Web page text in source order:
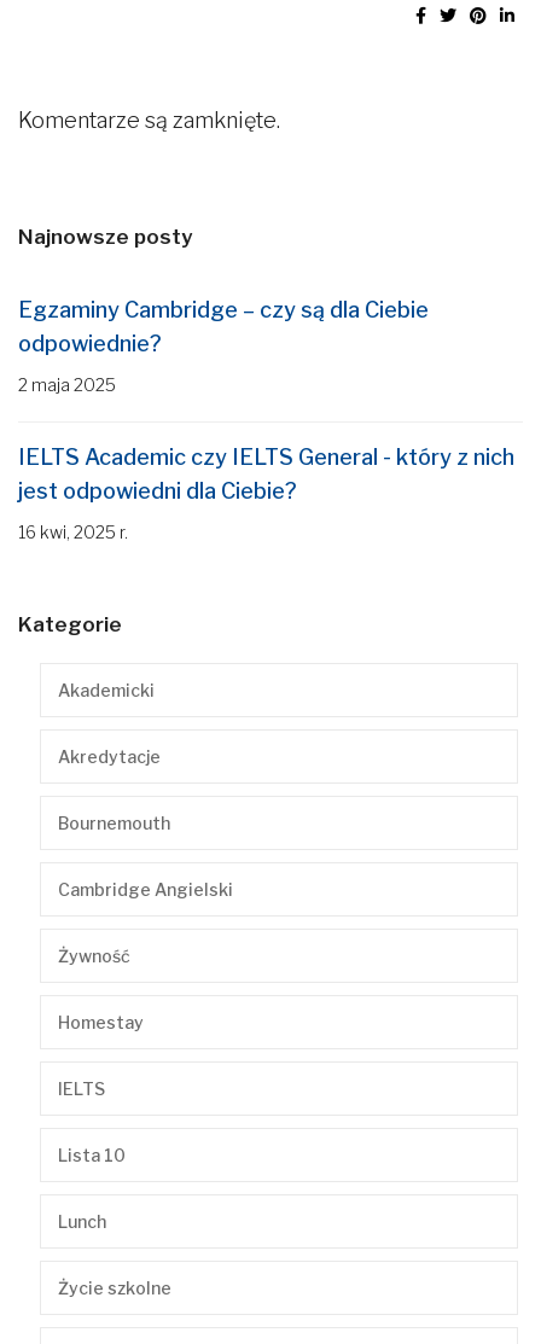
Komentarze są zamknięte.
Najnowsze posty
Egzaminy Cambridge – czy są dla Ciebie
odpowiednie?
2 maja 2025
IELTS Academic czy IELTS General - który z nich
jest odpowiedni dla Ciebie?
16 kwi, 2025 r.
Kategorie
Akademicki
Akredytacje
Bournemouth
Cambridge Angielski
Żywność
Homestay
IELTS
Lista 10
Lunch
Życie szkolne